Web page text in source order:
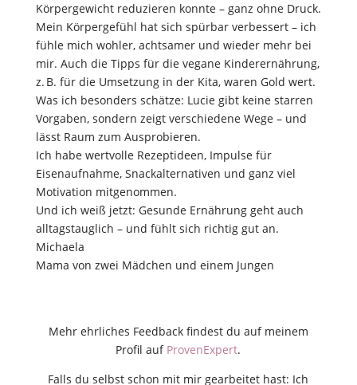
Körpergewicht reduzieren konnte – ganz ohne Druck.
Mein Körpergefühl hat sich spürbar verbessert – ich
fühle mich wohler, achtsamer und wieder mehr bei
mir. Auch die Tipps für die vegane Kinderernährung,
z. B. für die Umsetzung in der Kita, waren Gold wert.
Was ich besonders schätze: Lucie gibt keine starren
Vorgaben, sondern zeigt verschiedene Wege – und
lässt Raum zum Ausprobieren.
Ich habe wertvolle Rezeptideen, Impulse für
Eisenaufnahme, Snackalternativen und ganz viel
Motivation mitgenommen.
Und ich weiß jetzt: Gesunde Ernährung geht auch
alltagstauglich – und fühlt sich richtig gut an.
Michaela
Mama von zwei Mädchen und einem Jungen
Mehr ehrliches Feedback findest du auf meinem
Profil auf ProvenExpert.
Falls du selbst schon mit mir gearbeitet hast: Ich